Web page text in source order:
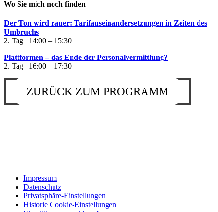
Wo Sie mich noch finden
Der Ton wird rauer: Tarifauseinandersetzungen in Zeiten des
Umbruchs
2. Tag | 14:00 – 15:30
Plattformen – das Ende der Personalvermittlung?
2. Tag | 16:00 – 17:30
ZURÜCK ZUM PROGRAMM
Impressum
Datenschutz
Privatsphäre-Einstellungen
Historie Cookie-Einstellungen